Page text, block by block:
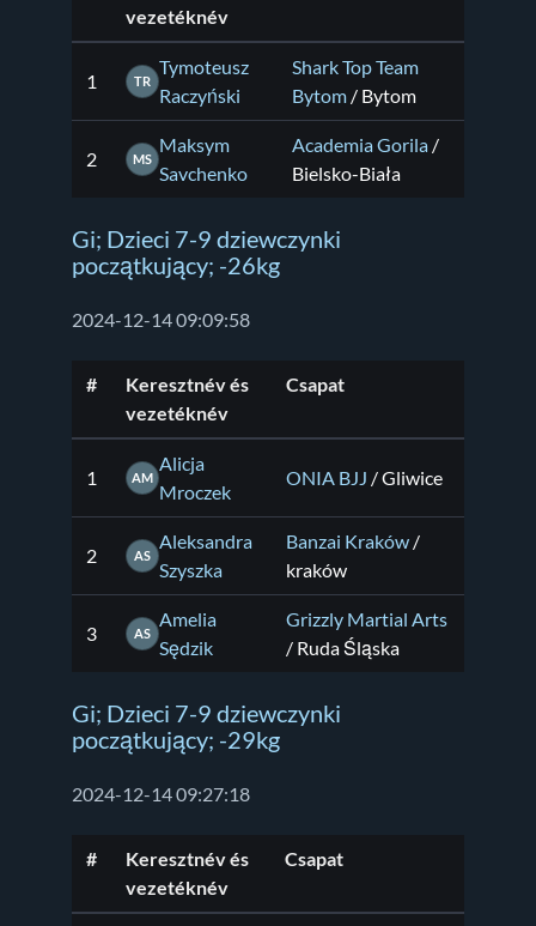
vezetéknév
1 TR
Tymoteusz
Raczyński
Shark Top Team
Bytom / Bytom
2 MS
Maksym
Savchenko
Academia Gorila /
Bielsko-Biała
Gi; Dzieci 7-9 dziewczynki
początkujący; -26kg
2024-12-14 09:09:58
#
Keresztnév és
vezetéknév
Csapat
1 AM
Alicja
Mroczek
ONIA BJJ / Gliwice
2 AS
Aleksandra
Szyszka
Banzai Kraków /
kraków
3 AS
Amelia
Sędzik
Grizzly Martial Arts
/ Ruda Śląska
Gi; Dzieci 7-9 dziewczynki
początkujący; -29kg
2024-12-14 09:27:18
#
Keresztnév és
vezetéknév
Csapat